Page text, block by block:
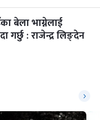
बेला भाग्नेलाई
गर्छु : राजेन्द्र लिङ्देन